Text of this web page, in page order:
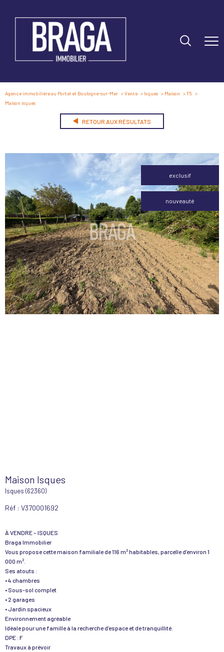
Agence immobilière au Portel et Boulogne-sur-Mer Vente Isques Maison
T5
Maison isques
RETOUR AUX RÉSULTATS
exclusif
nouveauté
Maison Isques
Isques (62360)
Réf : V370001692
À VENDRE – ISQUES
Braga Immobilier
Vous propose cette maison familiale de 116 m² habitables, parcelle d’environ 1
000 m².
Ses atouts :
• 4 chambres
• Sous-sol complet
• 2 garages
• Jardin spacieux
Environnement agréable
Idéale pour une famille à la recherche d’espace et de tranquillité.
DPE : F
Travaux à prévoir